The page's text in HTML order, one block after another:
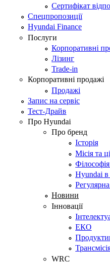
Сертифікат
Спецпропозиції
Hyundai Finance
Послуги
Корпоративні
Лізинг
Trade-in
Корпоративні продажі
Продажі
Запис на сервіс
Тест-Драйв
Про Hyundai
Про бренд
Історія
Місія та
Hyundai в
Новини
Інновації
ЕКО
WRC